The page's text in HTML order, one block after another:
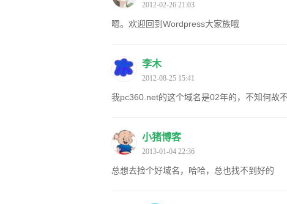
2012-02-26 21:03
嗯。欢迎回到Wordpress大家族哦
李木
2012-08-25 15:41
我pc360.net的这个域名是02年的，不知何故
小猪博客
2013-01-04 22:36
总想去捡个好域名，哈哈，总也找不到好的